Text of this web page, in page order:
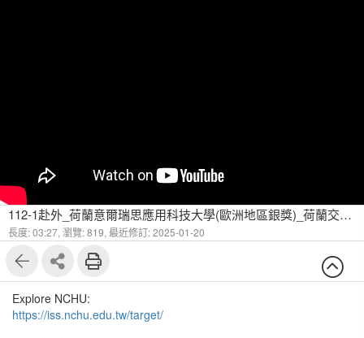
112-1赴外_荷蘭意爾瑞思應用科技大學(歐洲地區銀獎)_荷蘭交換生活Vlog
長度: 03:27, 瀏覽: 819, 最近修訂: 2025-01-20
Explore NCHU:
https://iss.nchu.edu.tw/target/